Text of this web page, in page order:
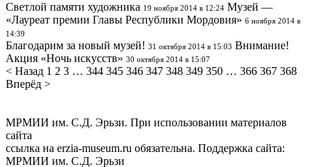
Светлой памяти художника 19 ноября 2014 в 12:24 Музей —
«Лауреат премии Главы Республики Мордовия» 6 ноября 2014 в
14:39
Благодарим за новый музей! 31 октября 2014 в 15:03 Внимание!
Акция «Ночь искусств» 30 октября 2014 в 15:07
< Назад 1 2 3 … 344 345 346 347 348 349 350 … 366 367 368
Вперёд >
МРМИИ им. С.Д. Эрьзи. При использовании материалов
сайта
ссылка на erzia-museum.ru обязательна. Поддержка сайта:
МРМИИ им. С.Д. Эрьзи